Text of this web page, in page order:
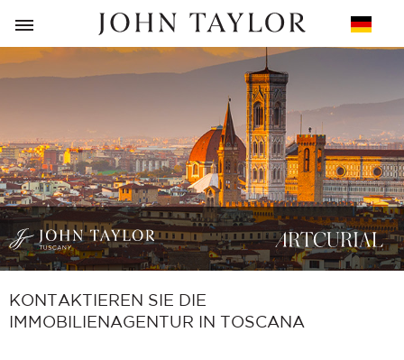
ZURÜCK
KONTAKTIEREN SIE DIE
IMMOBILIENAGENTUR IN TOSCANA